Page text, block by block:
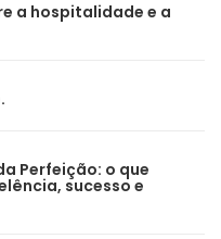
a hospitalidade e a
Perfeição: o que
sucesso e